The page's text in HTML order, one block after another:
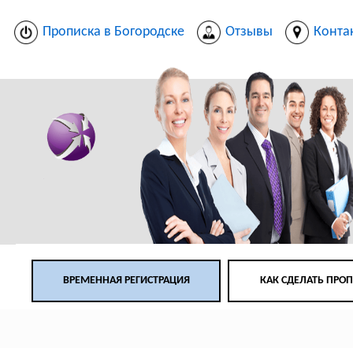
Прописка в Богородске Отзывы
ВРЕМЕННАЯ РЕГИСТРАЦИЯ КАК СДЕЛАТЬ